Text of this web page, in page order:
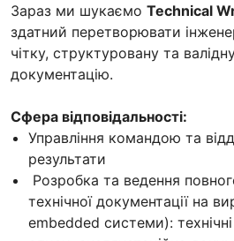
Зараз ми шукаємо Technical
здатний перетворювати
чітку, структуровану та
документацію.
Сфера відповідальності:
Управління командою та
результати
Розробка та ведення
технічної документації на
embedded системи):